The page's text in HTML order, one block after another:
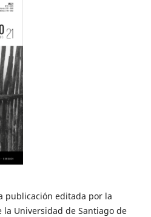
publicación editada por la
la Universidad de Santiago de